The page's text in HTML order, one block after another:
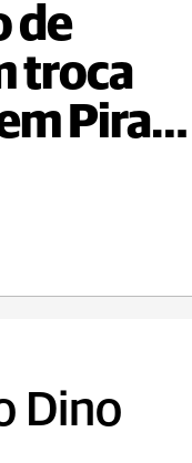
de
troca
Piraí
Dino